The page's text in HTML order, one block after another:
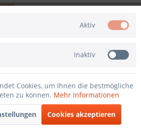
In den Warenkorb
201210511213
Aktiv
Inaktiv
Cookies, um Ihnen die bestmögliche
zu können. Mehr Informationen
Cookies akzeptieren